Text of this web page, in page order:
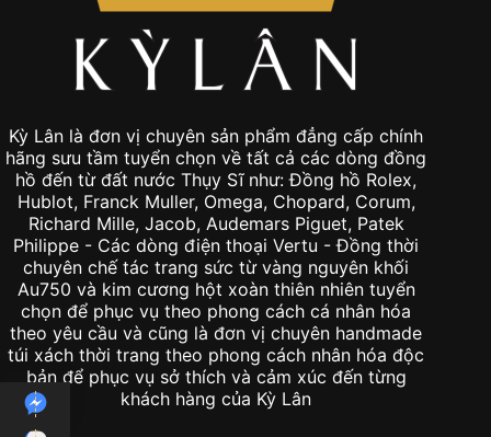
Kỳ Lân là đơn vị chuyên sản phẩm đẳng cấp chính
hãng sưu tầm tuyển chọn về tất cả các dòng đồng
hồ đến từ đất nước Thụy Sĩ như: Đồng hồ Rolex,
Hublot, Franck Muller, Omega, Chopard, Corum,
Richard Mille, Jacob, Audemars Piguet, Patek
Philippe - Các dòng điện thoại Vertu - Đồng thời
chuyên chế tác trang sức từ vàng nguyên khối
Au750 và kim cương hột xoàn thiên nhiên tuyển
chọn để phục vụ theo phong cách cá nhân hóa
theo yêu cầu và cũng là đơn vị chuyên handmade
túi xách thời trang theo phong cách nhân hóa độc
bản để phục vụ sở thích và cảm xúc đến từng
khách hàng của Kỳ Lân